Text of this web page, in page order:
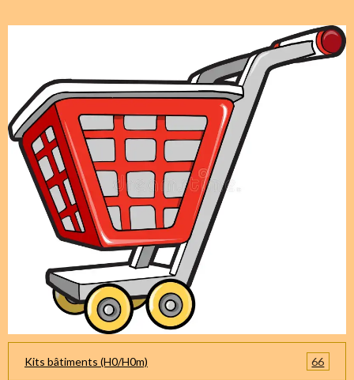
Kits bâtiments (H0/H0m) 66